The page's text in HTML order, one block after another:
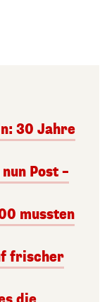
30 Jahre
Post –
mussten
frischer